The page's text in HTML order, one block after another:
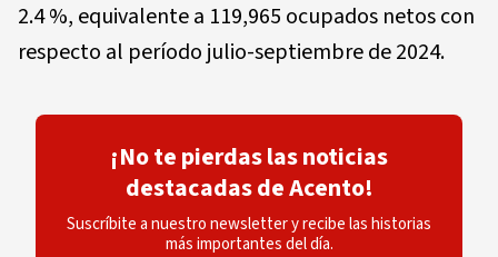
2.4 %, equivalente a 119,965 ocupados netos con
respecto al período julio-septiembre de 2024.
¡No te pierdas las noticias
destacadas de Acento!
Suscríbite a nuestro newsletter y recibe las historias
más importantes del día.